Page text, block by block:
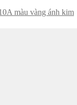
màu vàng ánh kim